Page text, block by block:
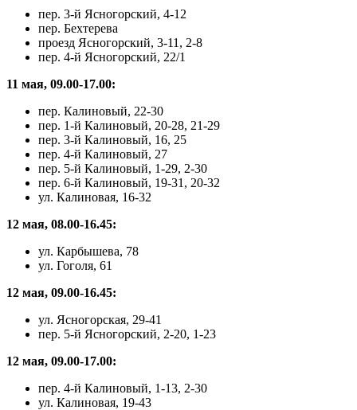
пер. 3-й Ясногорский, 4-12
пер. Бехтерева
проезд Ясногорский, 3-11, 2-8
пер. 4-й Ясногорский, 22/1
11 мая, 09.00-17.00:
пер. Калиновый, 22-30
пер. 1-й Калиновый, 20-28, 21-29
пер. 3-й Калиновый, 16, 25
пер. 4-й Калиновый, 27
пер. 5-й Калиновый, 1-29, 2-30
пер. 6-й Калиновый, 19-31, 20-32
ул. Калиновая, 16-32
12 мая, 08.00-16.45:
ул. Карбышева, 78
ул. Гоголя, 61
12 мая, 09.00-16.45:
ул. Ясногорская, 29-41
пер. 5-й Ясногорский, 2-20, 1-23
12 мая, 09.00-17.00:
пер. 4-й Калиновый, 1-13, 2-30
ул. Калиновая, 19-43